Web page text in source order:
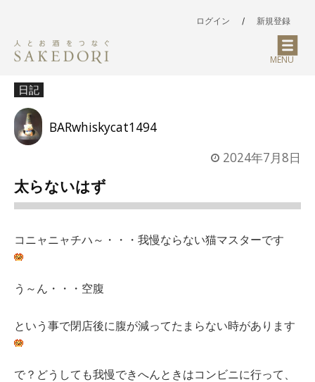
ログイン / 新規登録
MENU
日記
BARwhiskycat1494
2024年7月8日
太らないはず
コニャニャチハ～・・・我慢ならない猫マスターです
う～ん・・・空腹
という事で閉店後に腹が減ってたまらない時があります
で？どうしても我慢できへんときはコンビニに行って、